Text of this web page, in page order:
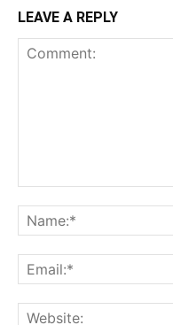
LEAVE A REPLY